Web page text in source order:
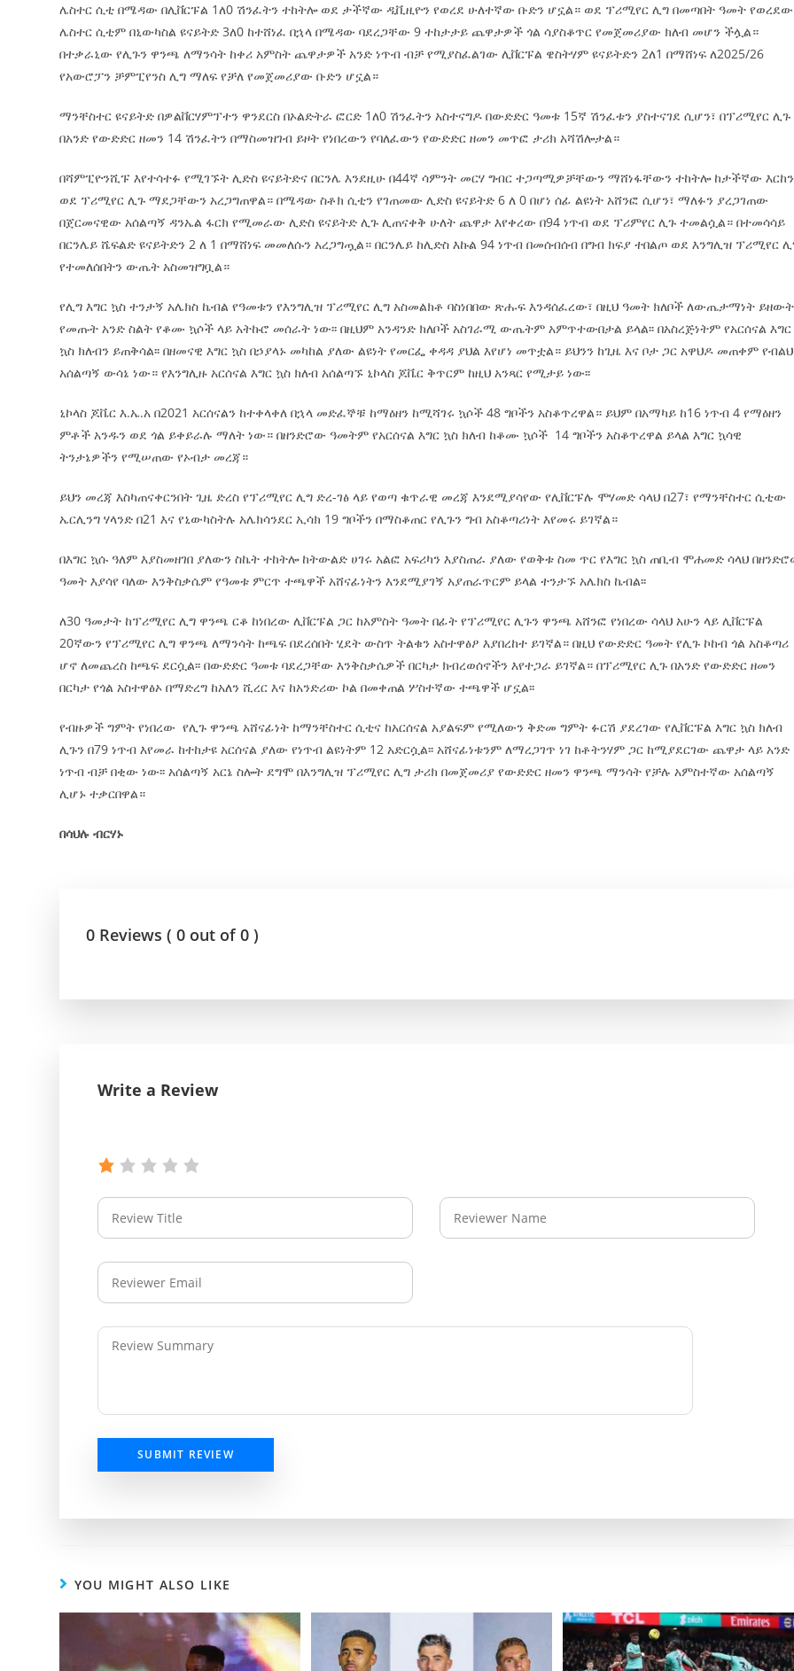
ሌስተር ሲቲ በሜዳው በሊቨርፑል 1ለ0 ሽንፈትን ተከትሎ ወደ ታችኛው ዲቪዚዮን የወረደ ሁለተኛው ቡድን ሆኗል። ወደ ፕሪሚየር ሊግ በመጣበት ዓመት የወረደው
ሌስተር ሲቲም በኒውካስል ዩናይትድ 3ለ0 ከተሸነፈ በኋላ በሜዳው ባደረጋቸው 9 ተከታታይ ጨዋታዎች ጎል ሳያስቆጥር የመጀመሪያው ክለብ መሆን ችሏል።
በተቃራኒው የሊጉን ዋንጫ ለማንሳት ከቀሪ አምስት ጨዋታዎች አንድ ነጥብ ብቻ የሚያስፈልገው ሊቨርፑል ዌስትሃም ዩናይትድን 2ለ1 በማሸነፍ ለ2025/26
የአውሮፓን ቻምፒየንስ ሊግ ማለፍ የቻለ የመጀመሪያው ቡድን ሆኗል።
ማንቸስተር ዩናይትድ በዎልቨርሃምፕተን ዋንደርስ በኦልድትራ ፎርድ 1ለ0 ሽንፈትን አስተናግዶ በውድድር ዓመቱ 15ኛ ሽንፈቱን ያስተናገደ ሲሆን፣ በፕሪሚየር ሊጉ
በአንድ የውድድር ዘመን 14 ሽንፈትን በማስመዝገብ ይዞት የነበረውን የባለፈውን የውድድር ዘመን መጥፎ ታሪክ አሻሽሎታል።
በሻምፒዮንሺፑ እየተሳተፉ የሚገኙት ሊድስ ዩናይትድና በርንሌ እንደዚሁ በ44ኛ ሳምንት መርሃ ግብር ተጋጣሚዎቻቸውን ማሸነፋቸውን ተከትሎ ከታችኛው እርከን
ወደ ፕሪሚየር ሊጉ ማደጋቸውን አረጋግጠዋል። በሜዳው ስቶክ ሲቲን የገጠመው ሊድስ ዩናይትድ 6 ለ 0 በሆነ ሰፊ ልዩነት አሸንፎ ሲሆን፣ ማለፉን ያረጋገጠው
በጀርመናዊው አሰልጣኝ ዳንኤል ፋርክ የሚመራው ሊድስ ዩናይትድ ሊጉ ሊጠናቀቅ ሁለት ጨዋታ እየቀረው በ94 ነጥብ ወደ ፕሪምየር ሊጉ ተመልሷል። በተመሳሳይ
በርንሌይ ሼፍልድ ዩናይትድን 2 ለ 1 በማሸነፍ መመለሱን አረጋግጧል። በርንሌይ ከሊድስ እኩል 94 ነጥብ በመሰብሰብ በግብ ክፍያ ተበልጦ ወደ እንግሊዝ ፕሪሚየር
የተመለሰበትን ውጤት አስመዝግቧል።
የሊግ እግር ኳስ ተንታኝ አሌክስ ኬብል የዓመቱን የእንግሊዝ ፕሪሚየር ሊግ አስመልክቶ ባስነበበው ጽሑፍ እንዳሰፈረው፣ በዚህ ዓመት ክለቦች ለውጤታማነት ይዘውት
የመጡት አንድ ስልት የቆሙ ኳሶች ላይ አትኩሮ መሰራት ነው፡፡ በዚህም አንዳንድ ክለቦች አስገራሚ ውጤትም አምጥተውበታል ይላል፡፡ በአስረጅነትም የአርሰናል እግር
ኳስ ክለብን ይጠቅሳል፡፡ በዘመናዊ እግር ኳስ በኃያላኑ መካከል ያለው ልዩነት የመርፌ ቀዳዳ ያህል እየሆነ መጥቷል። ይህንን ከጊዜ እና ቦታ ጋር አዋህዶ መጠቀም የብልህ
አሰልጣኝ ውሳኔ ነው። የእንግሊዙ አርሰናል እግር ኳስ ክለብ አሰልጣኙ ኒኮላስ ጆቬር ቅጥርም ከዚህ አንጻር የሚታይ ነው፡፡
ኒኮላስ ጆቬር እ.ኤ.አ በ2021 አርሰናልን ከተቀላቀለ በኋላ መድፈኞቹ ከማዕዘን ከሚሻገሩ ኳሶች 48 ግቦችን አስቆጥረዋል። ይህም በአማካይ ከ16 ነጥብ 4 የማዕዘን
ምቶች አንዱን ወደ ጎል ይቀይራሉ ማለት ነው። በዘንድሮው ዓመትም የአርሰናል እግር ኳስ ክለብ ከቆሙ ኳሶች 14 ግቦችን አስቆጥረዋል ይላል እግር ኳሳዊ
ትንታኔዎችን የሚሠጠው የኦብታ መረጃ።
ይህን መረጃ እስካጠናቀርንበት ጊዜ ድረስ የፕሪሚየር ሊግ ድረ-ገፅ ላይ የወጣ ቁጥራዊ መረጃ እንደሚያሳየው የሊቨርፑሉ ሞሃመድ ሳላህ በ27፣ የማንቸስተር ሲቲው
ኤርሊንግ ሃላንድ በ21 እና የኒውካስትሉ አሌክሳንደር ኢሳክ 19 ግቦችን በማስቆጠር የሊጉን ግብ አስቆጣሪነት እየመሩ ይገኛል።
በእግር ኳሱ ዓለም እያስመዘገበ ያለውን ስኬት ተከትሎ ከትውልድ ሀገሩ አልፎ አፍሪካን እያስጠራ ያለው የወቅቱ ስመ ጥር የእግር ኳስ ጠቢብ ሞሐመድ ሳላህ
ዓመት እያሳየ ባለው እንቅስቃሴም የዓመቱ ምርጥ ተጫዋች አሸናፊነትን እንደሚያገኝ አያጠራጥርም ይላል ተንታኙ አሌክስ ኬብል፡፡
ለ30 ዓመታት ከፕሪሚየር ሊግ ዋንጫ ርቆ ከነበረው ሊቨርፑል ጋር ከአምስት ዓመት በፊት የፕሪሚየር ሊጉን ዋንጫ አሸንፎ የነበረው ሳላህ አሁን ላይ ሊቨርፑል
20ኛውን የፕሪሚየር ሊግ ዋንጫ ለማንሳት ከጫፍ በደረሰበት ሂደት ውስጥ ትልቁን አስተዋፅዖ እያበረከተ ይገኛል። በዚህ የውድድር ዓመት የሊጉ ኮከብ ጎል አስቆጣሪ
ሆኖ ለመጨረስ ከጫፍ ደርሷል፡፡ በውድድር ዓመቱ ባደረጋቸው እንቅስቃሴዎች በርካታ ክብረወሰኖችን እየተጋራ ይገኛል። በፕሪሚየር ሊጉ በአንድ የውድድር ዘመን
በርካታ የጎል አስተዋፅኦ በማድረግ ከአለን ሺረር እና ከአንድሪው ኮል በመቀጠል ሦስተኛው ተጫዋች ሆኗል፡፡
የብዙዎች ግምት የነበረው የሊጉ ዋንጫ አሸናፊነት ከማንቸስተር ሲቲና ከአርሰናል አያልፍም የሚለውን ቅድመ ግምት ፉርሽ ያደረገው የሊቨርፑል እግር ኳስ ክለብ
ሊጉን በ79 ነጥብ እየመራ ከተከታዩ አርሰናል ያለው የነጥብ ልዩነትም 12 አድርሷል፡፡ አሸናፊነቱንም ለማረጋገጥ ነገ ከቶትንሃም ጋር ከሚያደርገው ጨዋታ ላይ አንድ
ነጥብ ብቻ በቂው ነው፡፡ አሰልጣኝ አርኔ ስሎት ደግሞ በእንግሊዝ ፕሪሚየር ሊግ ታሪክ በመጀመሪያ የውድድር ዘመን ዋንጫ ማንሳት የቻሉ አምስተኛው አሰልጣኝ
ሊሆኑ ተቃርበዋል።
በሳህሉ ብርሃኑ
0 Reviews ( 0 out of 0 )
Write a Review
SUBMIT REVIEW
YOU MIGHT ALSO LIKE